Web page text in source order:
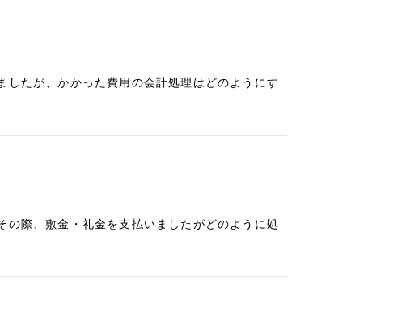
たが、かかった費用の会計処理はどのようにす
際、敷金・礼金を支払いましたがどのように処